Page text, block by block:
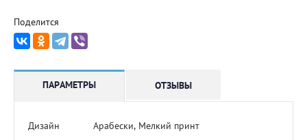
Поделится
ПАРАМЕТРЫ ОТЗЫВЫ
Дизайн Арабески, Мелкий принт